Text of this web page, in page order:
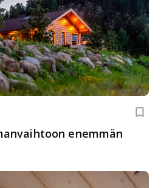
enemmän